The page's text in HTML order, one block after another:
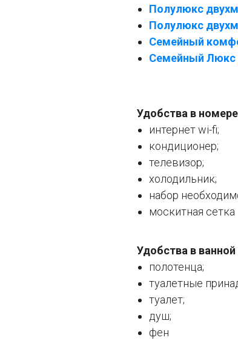
Полулюкс
Полулюкс
Семейный
Семейный Люкс
Удобства в
интернет wi-fi;
кондиционер;
телевизор;
холодильник;
набор
москитная сетка
Удобства в
полотенца;
туалетные
туалет;
душ;
фен